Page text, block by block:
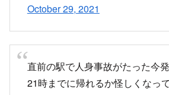
October 29, 2021
直前の駅で人身事故がたった今
21時までに帰れるか怪しくなっ